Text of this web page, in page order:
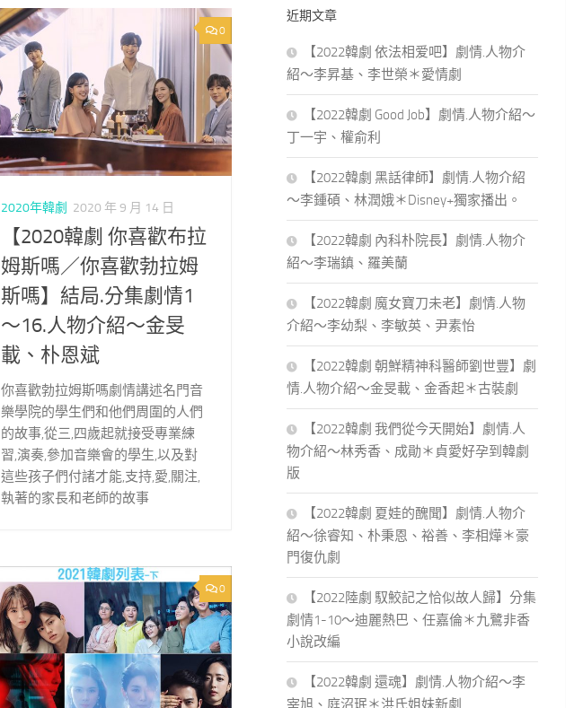
0
2020年韓劇 2020 年 9 月 14 日
【2020韓劇 你喜歡布拉
姆斯嗎／你喜歡勃拉姆
斯嗎】結局.分集劇情1
～16.人物介紹～金旻
載、朴恩斌
你喜歡勃拉姆斯嗎劇情講述名門音
樂學院的學生們和他們周圍的人們
的故事,從三,四歲起就接受專業練
習,演奏,參加音樂會的學生,以及對
這些孩子們付諸才能,支持,愛,關注,
執著的家長和老師的故事
0
字:
近期文章
【2022韓劇 依法相爱吧】劇情.人物介
紹～李昇基、李世榮＊愛情劇
【2022韓劇 Good Job】劇情.人物介紹～
丁一宇、權俞利
【2022韓劇 黑話律師】劇情.人物介紹
～李鍾碩、林潤娥＊Disney+獨家播出。
【2022韓劇 內科朴院長】劇情.人物介
紹～李瑞鎮、羅美蘭
【2022韓劇 魔女寶刀未老】劇情.人物
介紹～李幼梨、李敏英、尹素怡
【2022韓劇 朝鮮精神科醫師劉世豐】劇
情.人物介紹～金旻載、金香起＊古裝劇
【2022韓劇 我們從今天開始】劇情.人
物介紹～林秀香、成勛＊貞愛好孕到韓劇
版
【2022韓劇 夏娃的醜聞】劇情.人物介
紹～徐睿知、朴秉恩、裕善、李相燁＊豪
門復仇劇
【2022陸劇 馭鮫記之恰似故人歸】分集
劇情1-10～迪麗熱巴、任嘉倫＊九鷺非香
小說改編
【2022韓劇 還魂】劇情.人物介紹～李
宰旭、庭沼珉＊洪氏姐妹新劇